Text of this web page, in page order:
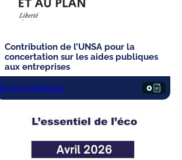
Contribution de l’UNSA pour la
concertation sur les aides publiques
aux entreprises
EconomieTous 0